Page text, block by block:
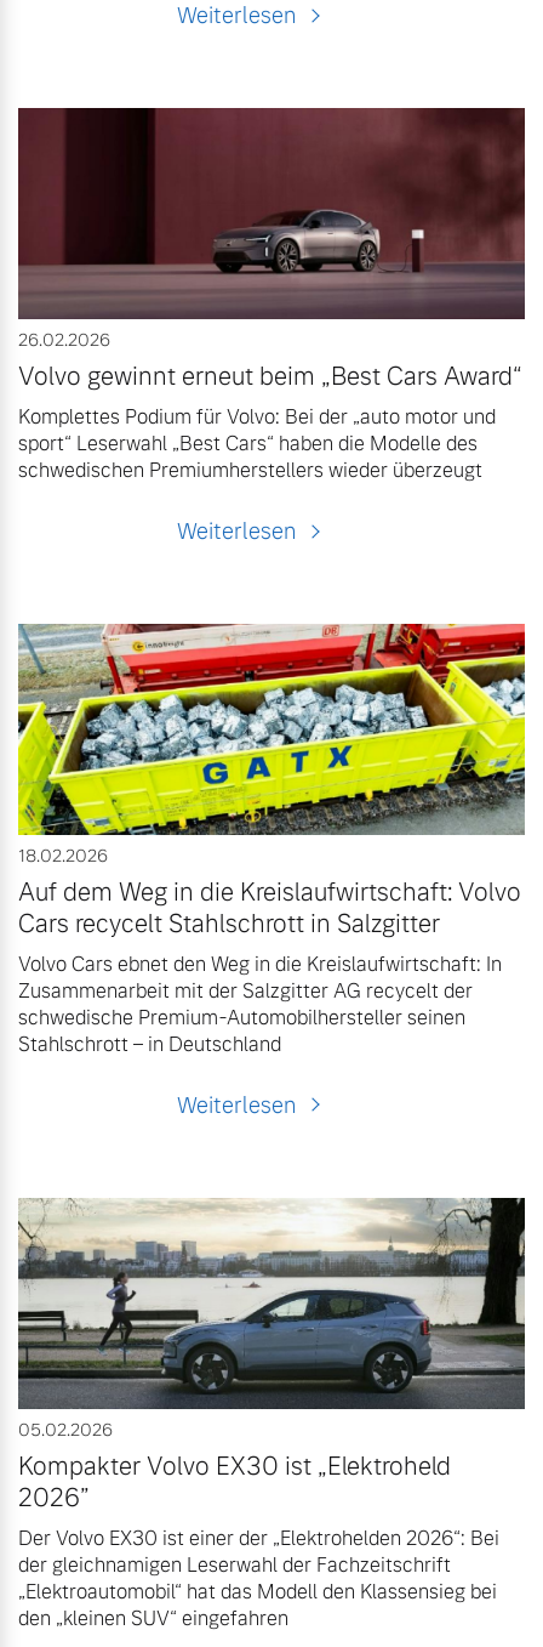
Weiterlesen
26.02.2026
Volvo gewinnt erneut beim „Best Cars Award“
Komplettes Podium für Volvo: Bei der „auto motor und
sport“ Leserwahl „Best Cars“ haben die Modelle des
schwedischen Premiumherstellers wieder überzeugt
Weiterlesen
18.02.2026
Auf dem Weg in die Kreislaufwirtschaft: Volvo
Cars recycelt Stahlschrott in Salzgitter
Volvo Cars ebnet den Weg in die Kreislaufwirtschaft: In
Zusammenarbeit mit der Salzgitter AG recycelt der
schwedische Premium-Automobilhersteller seinen
Stahlschrott – in Deutschland
Weiterlesen
05.02.2026
Kompakter Volvo EX30 ist „Elektroheld
2026”
Der Volvo EX30 ist einer der „Elektrohelden 2026“: Bei
der gleichnamigen Leserwahl der Fachzeitschrift
„Elektroautomobil“ hat das Modell den Klassensieg bei
den „kleinen SUV“ eingefahren